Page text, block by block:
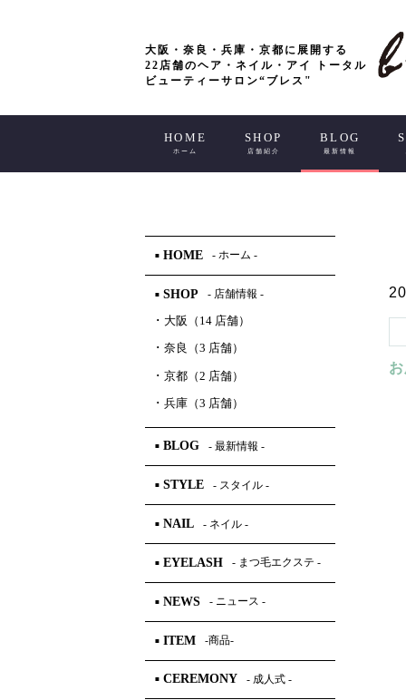
大阪・奈良・兵庫・京都に展開する
22店舗のヘア・ネイル・アイ トータル
ビューティーサロン“ブレス"
HOME
ホーム
SHOP
店舗紹介
BLOG
最新情報
■ HOME - ホーム -
■ SHOP - 店舗情報 -
･ 大阪（14 店舗）
･ 奈良（3 店舗）
･ 京都（2 店舗）
･ 兵庫（3 店舗）
■ BLOG - 最新情報 -
■ STYLE - スタイル -
■ NAIL - ネイル -
■ EYELASH - まつ毛エクステ -
■ NEWS - ニュース -
■ ITEM -商品-
■ CEREMONY - 成人式 -